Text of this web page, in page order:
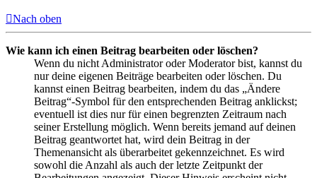
Nach oben
Wie kann ich einen Beitrag bearbeiten oder löschen?
Wenn du nicht Administrator oder Moderator bist, kannst du
nur deine eigenen Beiträge bearbeiten oder löschen. Du
kannst einen Beitrag bearbeiten, indem du das „Ändere
Beitrag“-Symbol für den entsprechenden Beitrag anklickst;
eventuell ist dies nur für einen begrenzten Zeitraum nach
seiner Erstellung möglich. Wenn bereits jemand auf deinen
Beitrag geantwortet hat, wird dein Beitrag in der
Themenansicht als überarbeitet gekennzeichnet. Es wird
sowohl die Anzahl als auch der letzte Zeitpunkt der